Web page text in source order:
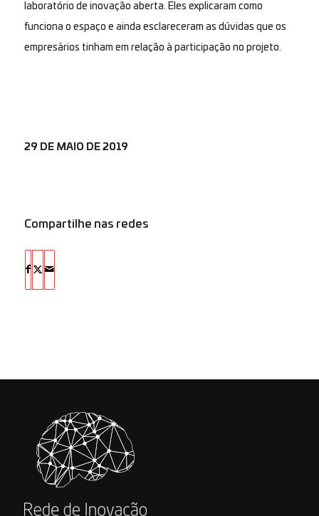
laboratório de inovação aberta. Eles explicaram como
funciona o espaço e ainda esclareceram as dúvidas que os
empresários tinham em relação à participação no projeto.
29 DE MAIO DE 2019
Compartilhe nas redes